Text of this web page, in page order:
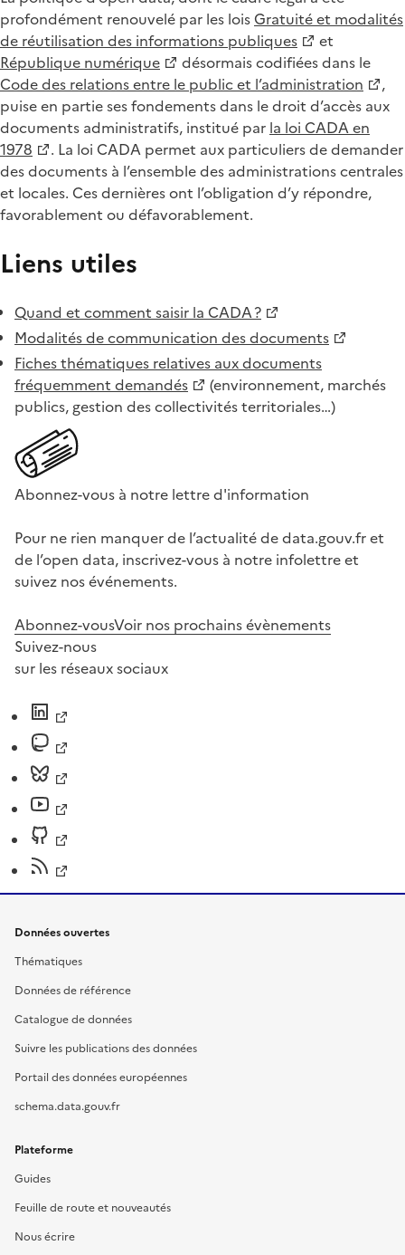
profondément renouvelé par les loisGratuité et modalités
de réutilisation des informations publiques
et
République numérique
désormais codifiées dans le
Code des relations entre le public et l’administration
,
puise en partie ses fondements dans le droit d’accès aux
documents administratifs, institué par la loi CADA en
1978
. La loi CADA permet aux particuliers de demander
des documents à l’ensemble des administrations centrales
et locales. Ces dernières ont l’obligation d’y répondre,
favorablement ou défavorablement.
Liens utiles
Quand et comment saisir la CADA ?
Modalités de communication des documents
Fiches thématiques relatives aux documents
fréquemment demandés
(environnement, marchés
publics, gestion des collectivités territoriales…)
Abonnez-vous à notre lettre d'information
Pour ne rien manquer de l’actualité de data.gouv.fr et
de l’open data, inscrivez-vous à notre infolettre et
suivez nos événements.
Abonnez-vousVoir nos prochains évènements
Suivez-nous
sur les réseaux sociaux
Données ouvertes
Thématiques
Données de référence
Catalogue de données
Suivre les publications des données
Portail des données européennes
schema.data.gouv.fr
Plateforme
Guides
Feuille de route et nouveautés
Nous écrire